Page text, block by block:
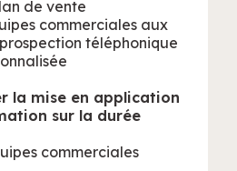
de vente
commerciales aux
téléphonique
la mise en application
sur la durée
commerciales